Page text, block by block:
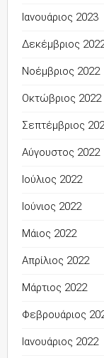
Ιανουάριος 2023
Δεκέμβριος
Νοέμβριος 2022
Οκτώβριος 2022
Σεπτέμβριος
Αύγουστος 2022
Ιούλιος 2022
Ιούνιος 2022
Μάιος 2022
Απρίλιος 2022
Μάρτιος 2022
Φεβρουάριος
Ιανουάριος 2022